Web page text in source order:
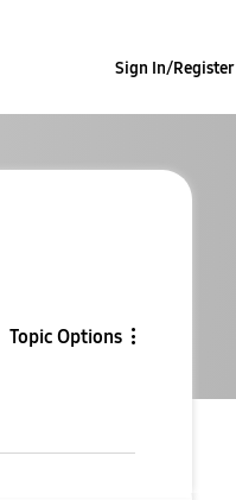
Sign In/Register
Topic Options